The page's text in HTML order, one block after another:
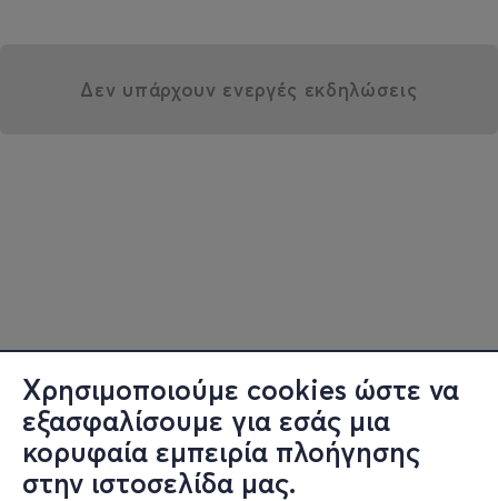
Χρησιμοποιούμε cookies ώστε να
εξασφαλίσουμε για εσάς μια
κορυφαία εμπειρία πλοήγησης
στην ιστοσελίδα μας.
Δεν υπάρχουν ενεργές εκδηλώσεις